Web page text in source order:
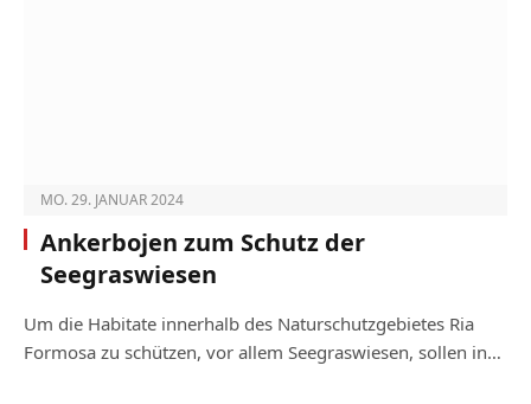
MO. 29. JANUAR 2024
Ankerbojen zum Schutz der
Seegraswiesen
Um die Habitate innerhalb des Naturschutz­gebietes Ria
Formosa zu schützen, vor allem Seegraswiesen, sollen in…